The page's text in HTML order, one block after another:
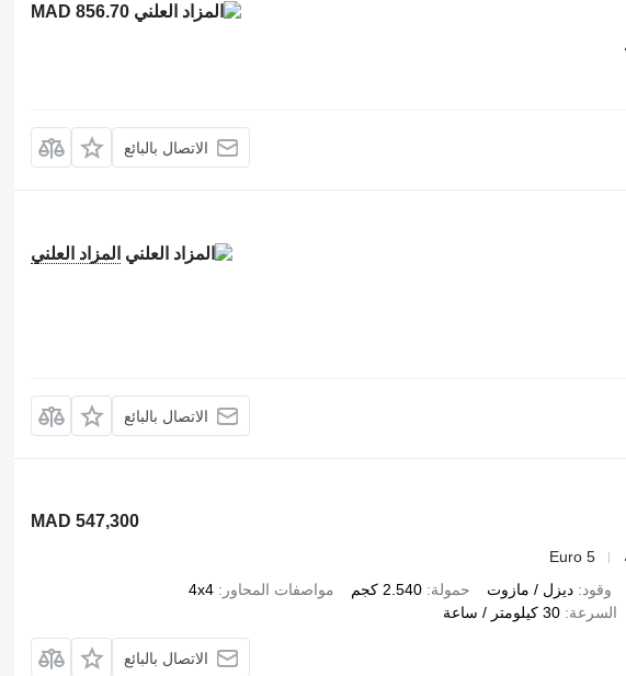
MAD 856.70
الاتصال بالبائع
المزاد العلني
الاتصال بالبائع
MAD 547,300
Euro 5
وقود ديزل / مازوت حمولة 2.540 كجم مواصفات المحاور
4x4
السرعة 30 كيلومتر / ساعة
الاتصال بالبائع